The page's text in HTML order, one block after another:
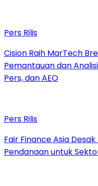
Pers Rilis
Cision Raih MarTech
Pemantauan dan
Pers, dan AEO
Pers Rilis
Fair Finance Asia
Pendanaan untuk